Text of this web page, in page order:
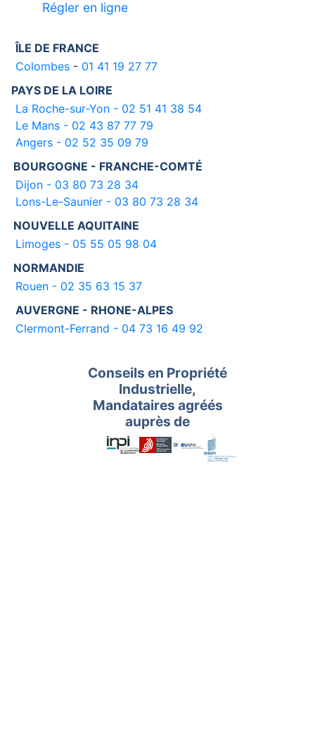
Régler en ligne
ÎLE DE FRANCE
Colombes - 01 41 19 27 77
PAYS DE LA LOIRE
La Roche-sur-Yon - 02 51 41 38 54
Le Mans - 02 43 87 77 79
Angers - 02 52 35 09 79
BOURGOGNE - FRANCHE-COMTÉ
Dijon - 03 80 73 28 34
Lons-Le-Saunier - 03 80 73 28 34
NOUVELLE AQUITAINE
Limoges - 05 55 05 98 04
NORMANDIE
Rouen - 02 35 63 15 37
AUVERGNE - RHONE-ALPES
Clermont-Ferrand - 04 73 16 49 92
Conseils en Propriété
Industrielle,
Mandataires agréés
auprès de